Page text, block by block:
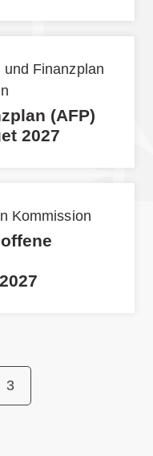
Finanzplan
(AFP)
2027
Kommission
3